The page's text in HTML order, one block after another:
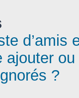
d’amis
ajouter
?